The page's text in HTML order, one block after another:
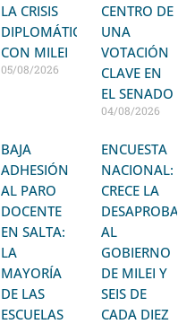
LA CRISIS
DIPLOMÁTICA
CON MILEI
05/08/2026
CENTRO DE
UNA
VOTACIÓN
CLAVE EN
EL SENADO
04/08/2026
BAJA
ADHESIÓN
AL PARO
DOCENTE
EN SALTA:
LA
MAYORÍA
DE LAS
ESCUELAS
ENCUESTA
NACIONAL:
CRECE LA
AL
GOBIERNO
DE MILEI Y
SEIS DE
CADA DIEZ